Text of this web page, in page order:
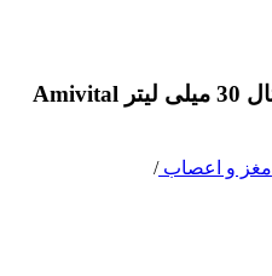
Amivital
مغز و اعصاب/